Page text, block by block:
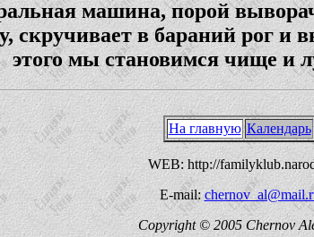
машина, порой
скручивает в бараний рог и
этого мы становимся чище и
На главную Календарь
WEB: http://
E-mail:
Copyright © 2005 Chernov